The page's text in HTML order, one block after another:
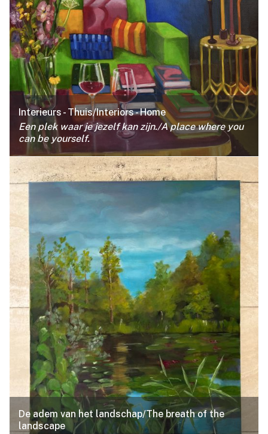
Interieurs - Thuis/Interiors - Home
Een plek waar je jezelf kan zijn./A place where you
can be yourself.
De adem van het landschap/The breath of the
landscape